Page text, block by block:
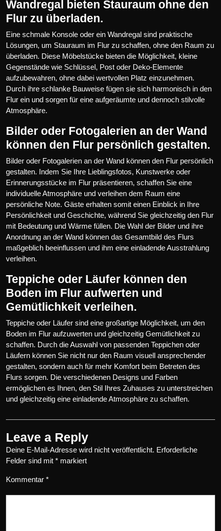
Wandregal bieten Stauraum ohne den
Flur zu überladen.
Eine schmale Konsole oder ein Wandregal sind praktische
Lösungen, um Stauraum im Flur zu schaffen, ohne den Raum zu
überladen. Diese Möbelstücke bieten die Möglichkeit, kleine
Gegenstände wie Schlüssel, Post oder Deko-Elemente
aufzubewahren, ohne dabei wertvollen Platz einzunehmen.
Durch ihre schlanke Bauweise fügen sie sich harmonisch in den
Flur ein und sorgen für eine aufgeräumte und dennoch stilvolle
Atmosphäre.
Bilder oder Fotogalerien an der Wand
können den Flur persönlich gestalten.
Bilder oder Fotogalerien an der Wand können den Flur persönlich
gestalten. Indem Sie Ihre Lieblingsfotos, Kunstwerke oder
Erinnerungsstücke im Flur präsentieren, schaffen Sie eine
individuelle Atmosphäre und verleihen dem Raum eine
persönliche Note. Gäste erhalten somit einen Einblick in Ihre
Persönlichkeit und Geschichte, während Sie gleichzeitig den Flur
mit Bedeutung und Wärme füllen. Die Wahl der Bilder und ihre
Anordnung an der Wand können das Gesamtbild des Flurs
maßgeblich beeinflussen und ihm eine einladende Ausstrahlung
verleihen.
Teppiche oder Läufer können den
Boden im Flur aufwerten und
Gemütlichkeit verleihen.
Teppiche oder Läufer sind eine großartige Möglichkeit, um den
Boden im Flur aufzuwerten und gleichzeitig Gemütlichkeit zu
schaffen. Durch die Auswahl von passenden Teppichen oder
Läufern können Sie nicht nur den Raum visuell ansprechender
gestalten, sondern auch für mehr Komfort beim Betreten des
Flurs sorgen. Die verschiedenen Designs und Farben
ermöglichen es Ihnen, den Stil Ihres Zuhauses zu unterstreichen
und gleichzeitig eine einladende Atmosphäre zu schaffen.
Leave a Reply
Deine E-Mail-Adresse wird nicht veröffentlicht. Erforderliche
Felder sind mit * markiert
Kommentar *